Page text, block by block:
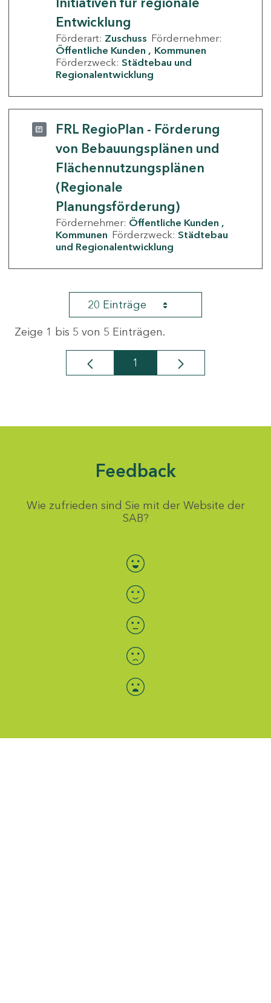
Entwicklung
Förderart: Zuschuss Fördernehmer:
Öffentliche Kunden
Kommunen
Förderzweck: Städtebau und
Regionalentwicklung
FRL RegioPlan - Förderung
von Bebauungsplänen und
Flächennutzungsplänen
(Regionale
Planungsförderung)
Fördernehmer: Öffentliche Kunden
Kommunen Förderzweck: Städtebau
und Regionalentwicklung
20 Einträge
Zeige 1 bis 5 von 5 Einträgen.
Seite
1
Feedback
Wie zufrieden sind Sie mit der Website der
SAB?
Bewertung auswählen